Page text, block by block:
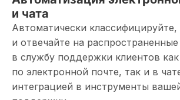
и чата
Автоматически классифицируйте,
и отвечайте на
в службу поддержки клиентов как
по электронной почте, так и в
интеграцией в инструменты